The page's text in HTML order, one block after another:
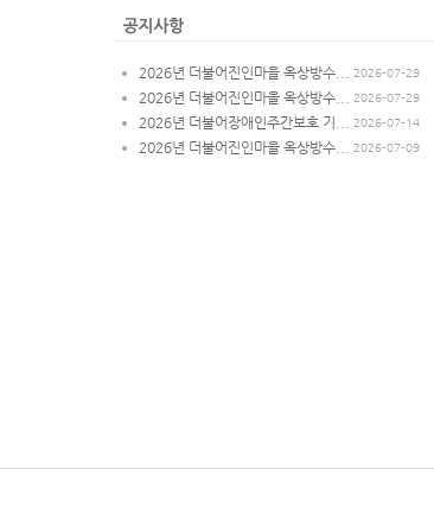
2026년 더불어진인마을 옥상방수... 2026-07-29
2026년 더불어진인마을 옥상방수... 2026-07-29
2026년 더불어장애인주간보호 기... 2026-07-14
2026년 더불어진인마을 옥상방수... 2026-07-09